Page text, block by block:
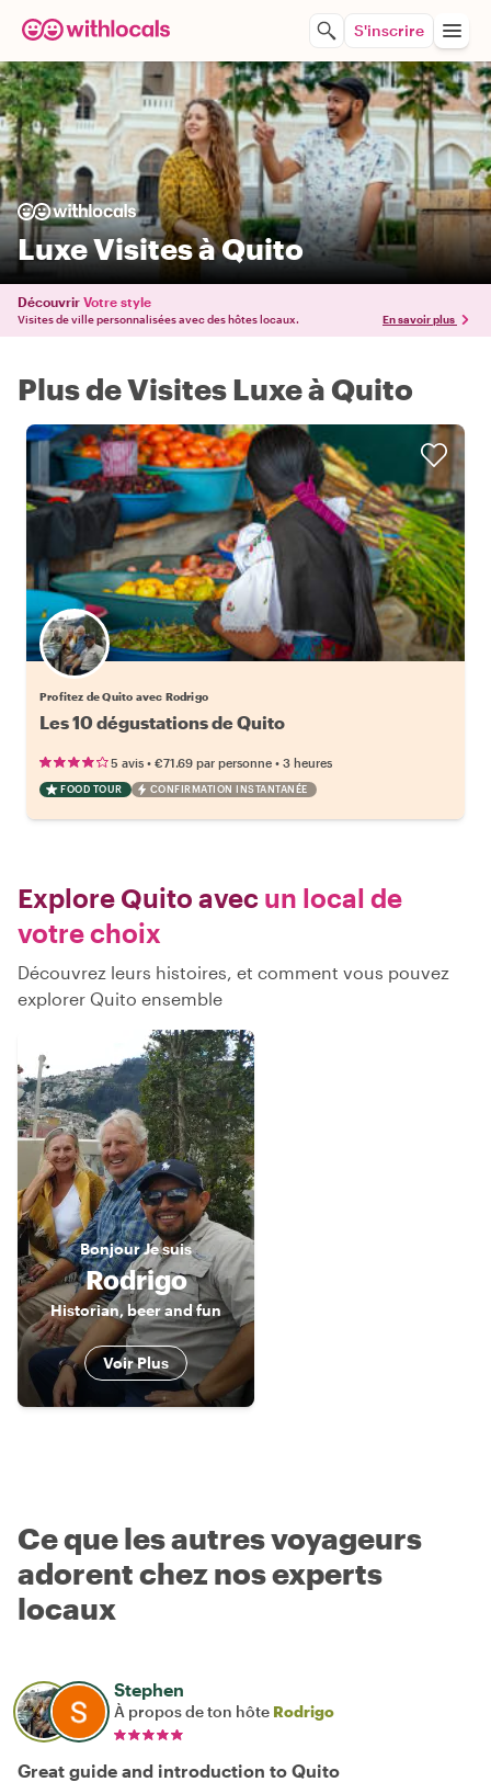
S'inscrire
Luxe Visites à Quito
Découvrir Votre style
Visites de ville personnalisées avec des hôtes locaux. En savoir plus
Plus de Visites Luxe à Quito
Profitez de Quito avec Rodrigo
Les 10 dégustations de Quito
5 avis • €71.69 par personne • 3 heures
FOOD TOUR CONFIRMATION INSTANTANÉE
Explore Quito avec un local de
votre choix
Découvrez leurs histoires, et comment vous pouvez
explorer Quito ensemble
BonjourJe suis
Rodrigo
Historian, beer and fun
Voir Plus
Ce que les autres voyageurs
adorent chez nos experts
locaux
Stephen
À propos de ton hôte Rodrigo
Great guide and introduction to Quito